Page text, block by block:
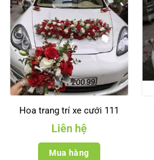
Hoa trang trí xe cưới 111
Liên hệ
Mua hàng